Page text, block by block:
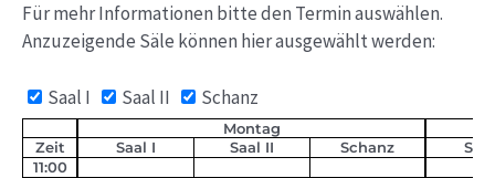
Für mehr Informationen bitte den Termin auswählen.
Anzuzeigende Säle können hier ausgewählt werden:
Saal I Saal II Schanz
Zeit
11:00
Montag
Saal I
Saal II Schanz